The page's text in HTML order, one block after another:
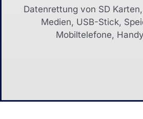
Datenrettung von SD
Medien, USB-Stick,
Mobiltelefone,